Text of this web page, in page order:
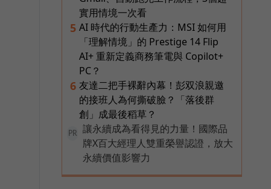
實用情境一次看
5 AI 時代的行動生產力：MSI 如何用
「理解情境」的 Prestige 14 Flip
AI+ 重新定義商務筆電與 Copilot+
PC？
6 友達二把手裸辭內幕！彭双浪親邀
的接班人為何撕破臉？「落後群
創」成最後稻草？
PR
讓永續成為看得見的力量！國際品
牌X百大經理人雙重榮譽認證，放大
永續價值影響力